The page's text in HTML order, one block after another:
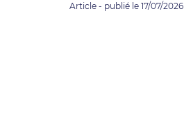
Article - publié le 17/07/2026